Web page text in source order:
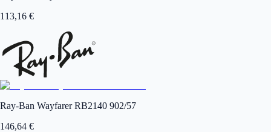
113,16 €
Ray-Ban Wayfarer RB2140 902/57
146,64 €